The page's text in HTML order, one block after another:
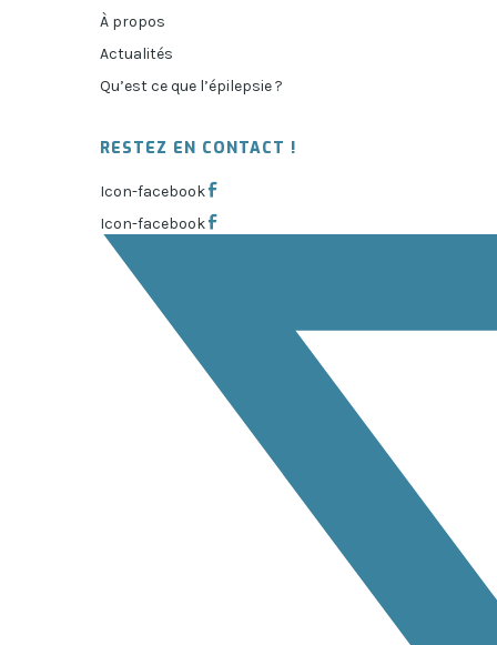
À propos
Actualités
Qu’est ce que l’épilepsie ?
RESTEZ EN CONTACT !
Icon-facebook
Icon-facebook